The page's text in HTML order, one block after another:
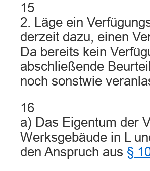
15
2. Läge ein
derzeit dazu, einen
Da bereits kein
abschließende
noch sonstwie
16
a) Das Eigentum der
Werksgebäude in L
den Anspruch aus §